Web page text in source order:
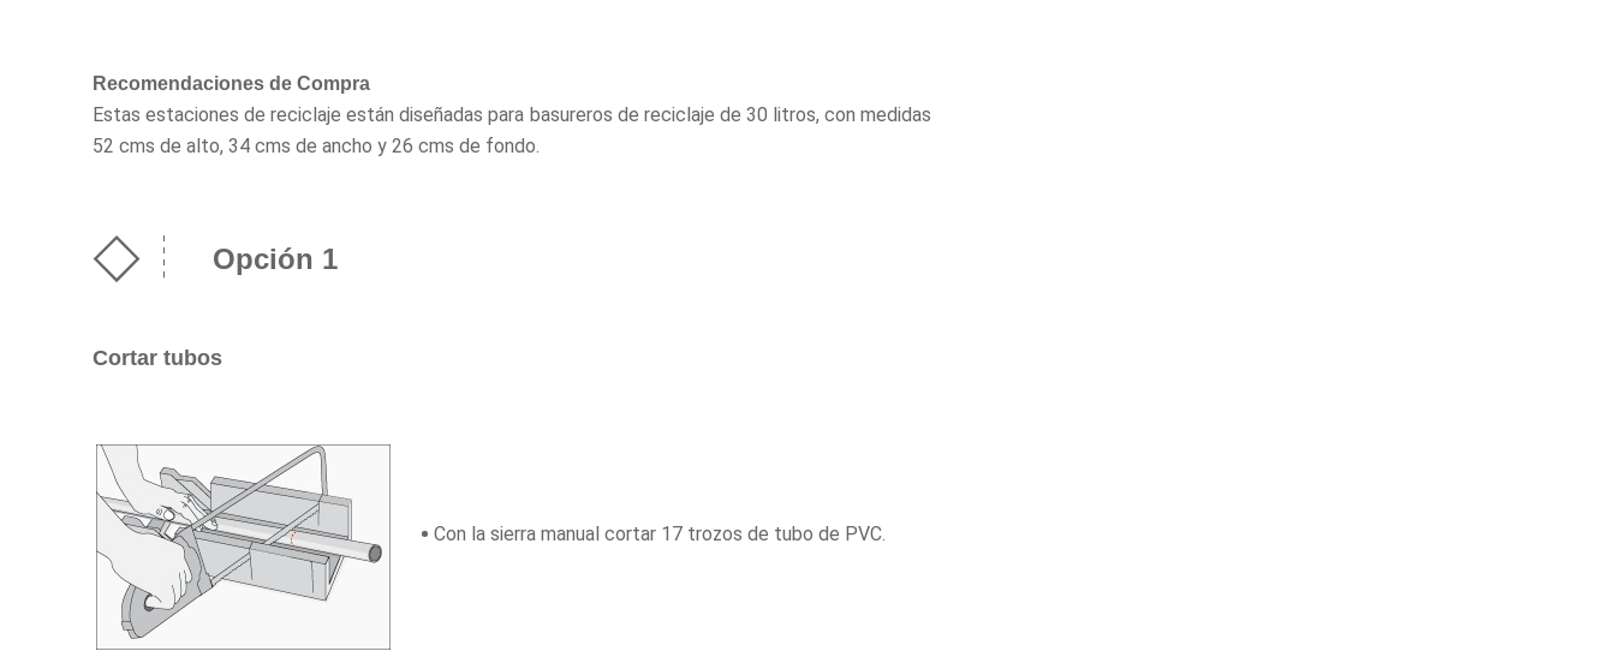
Recomendaciones de Compra
Estas estaciones de reciclaje están diseñadas para basureros de reciclaje de 30 litros, con medidas
52 cms de alto, 34 cms de ancho y 26 cms de fondo.
Opción 1
Cortar tubos
Con la sierra manual cortar 17 trozos de tubo de PVC.